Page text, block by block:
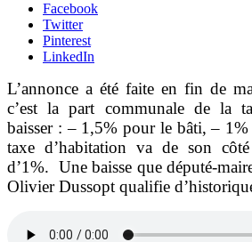
Facebook
Twitter
Pinterest
LinkedIn
L’annonce a été faite en fin de
c’est la part communale de la
baisser : – 1,5% pour le bâti, –
taxe d’habitation va de son
d’1%. Une baisse que député-
Olivier Dussopt qualifie